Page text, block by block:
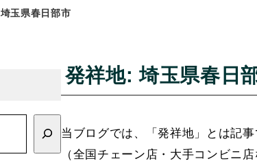
埼玉県春日部市
発祥地:埼玉県春日
当ブログでは、「発祥地」とは記
（全国チェーン店・大手コンビニ